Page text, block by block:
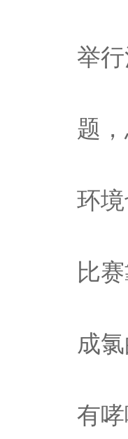
举
题
环
比
成
有